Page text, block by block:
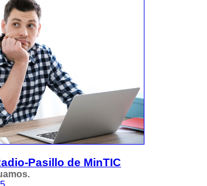
Pasillo de MinTIC